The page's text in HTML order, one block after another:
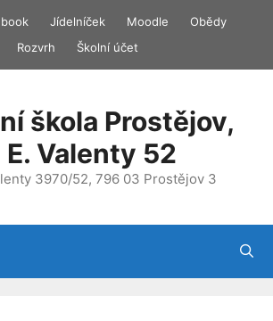
Jídelníček Moodle
Obědy
Rozvrh
Školní účet
škola Prostějov,
E. Valenty 52
3970/52, 796 03 Prostějov 3